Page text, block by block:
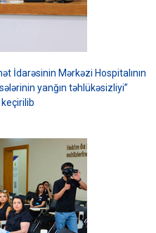
İdarəsinin Mərkəzi Hospitalının
yanğın təhlükəsizliyi”